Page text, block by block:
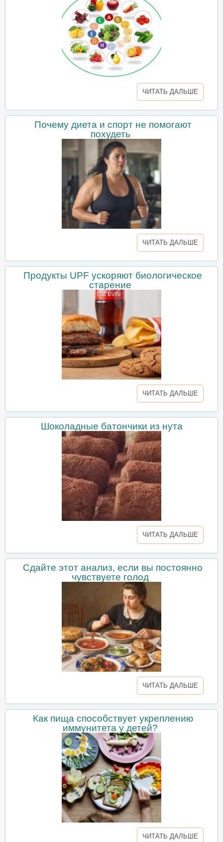
ЧИТАТЬ ДАЛЬШЕ
Почему диета и спорт не помогают
похудеть
ЧИТАТЬ ДАЛЬШЕ
Продукты UPF ускоряют биологическое
старение
ЧИТАТЬ ДАЛЬШЕ
Шоколадные батончики из нута
ЧИТАТЬ ДАЛЬШЕ
Сдайте этот анализ, если вы постоянно
чувствуете голод
ЧИТАТЬ ДАЛЬШЕ
Как пища способствует укреплению
иммунитета у детей?
ЧИТАТЬ ДАЛЬШЕ